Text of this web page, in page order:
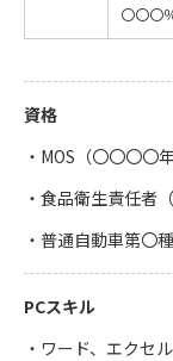
〇〇〇
資格
・MOS（〇〇〇〇
・食品衛生責任者
・普通自動車第〇
PCスキル
・ワード、エクセ